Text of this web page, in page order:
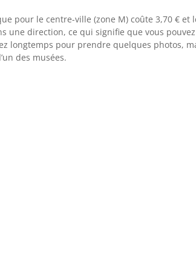
pour le centre-ville (zone M) coûte 3,70 €
une direction, ce qui signifie que vous
longtemps pour prendre quelques photos,
des musées.